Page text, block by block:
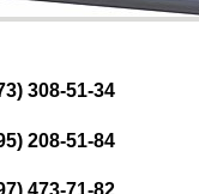
308-51-34
208-51-84
473-71-82